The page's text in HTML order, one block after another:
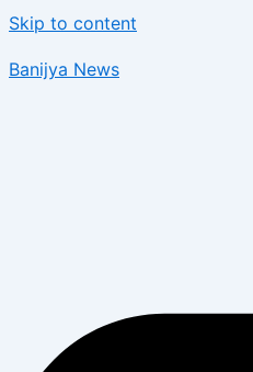
Skip to content
Banijya News